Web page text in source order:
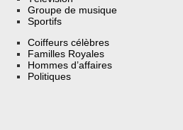
Groupe de musique
Sportifs
Coiffeurs célèbres
Familles Royales
Hommes d’affaires
Politiques